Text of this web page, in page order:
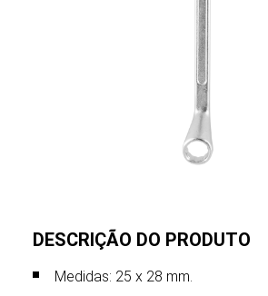
DESCRIÇÃO DO PRODUTO
Medidas: 25 x 28 mm.